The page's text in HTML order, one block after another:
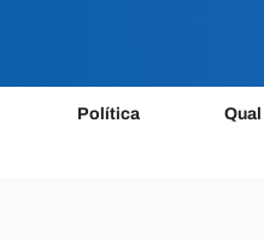
Política